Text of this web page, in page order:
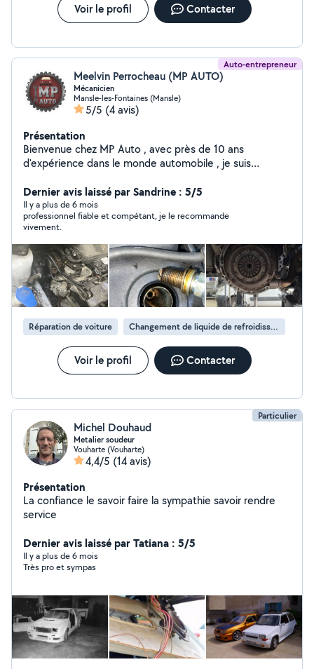
c'est à votre choix. ️ Travail sérieux, soigné, et toujours
expliqué clairement (pas de blabla inutile). N'hésitez pas
portefeuille aussi
Voir le profil Contacter
Auto-entrepreneur
Meelvin Perrocheau (MP AUTO)
Mécanicien
Mansle-les-Fontaines (Mansle)
5/5 (4 avis)
Présentation
Bienvenue chez MP Auto , avec près de 10 ans
d'expérience dans le monde automobile , je suis
ambulant je me déplace à votre domicile, sur votre lieu
de travail et encore , sur le secteur Charente et
alentours. N'hésitez pas à me contacter par téléphone
Dernier avis laissé par Sandrine : 5/5
Il y a plus de 6 mois
professionnel fiable et compétant, je le recommande
vivement.
Réparation de voiture Changement de liquide de refroidissement
Voir le profil Contacter
Particulier
Michel Douhaud
Metalier soudeur
Vouharte (Vouharte)
4,4/5 (14 avis)
Présentation
La confiance le savoir faire la sympathie savoir rendre
service
Dernier avis laissé par Tatiana : 5/5
Il y a plus de 6 mois
Très pro et sympas